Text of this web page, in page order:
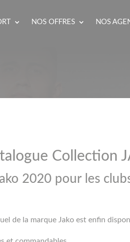
NOS OFFRES NOS
Collection
2020 pour les
de la marque Jako est enfin